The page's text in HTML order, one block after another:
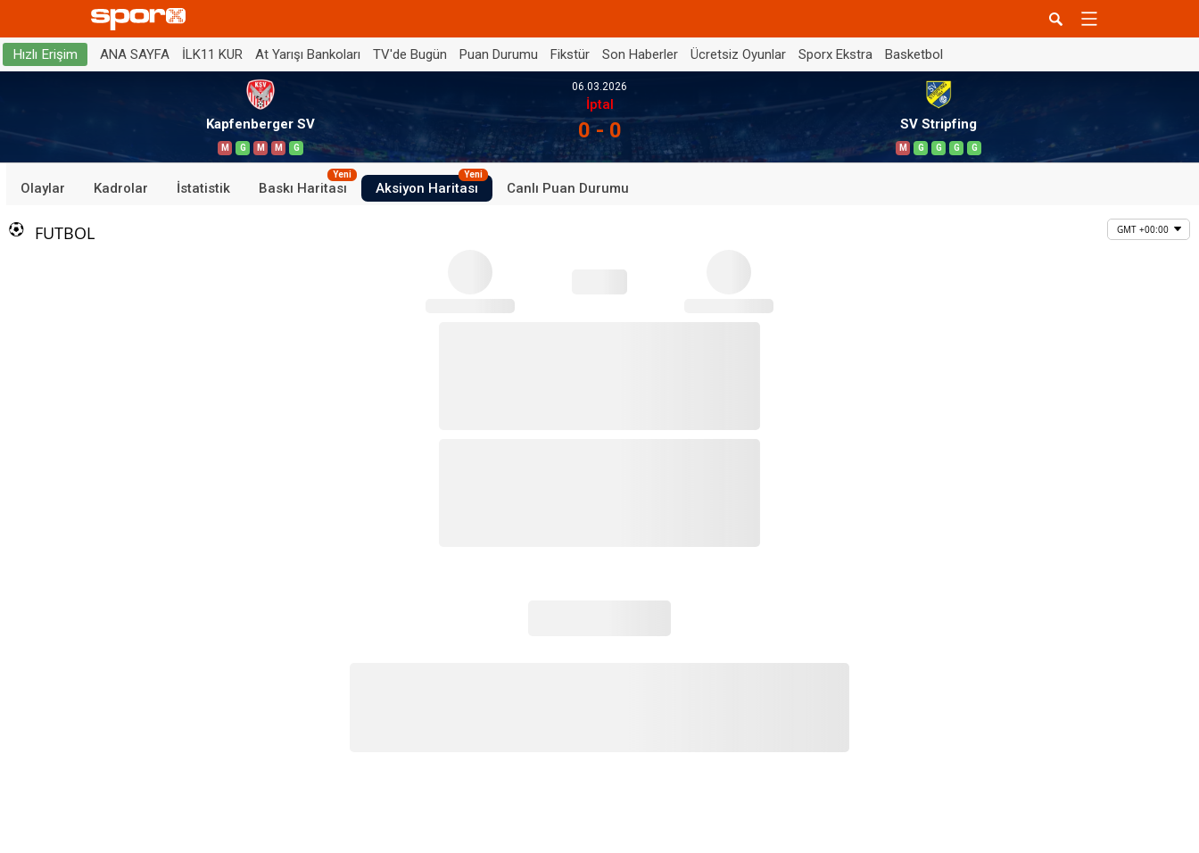
Hızlı Erişim ANA SAYFA İLK11 KUR At Yarışı Bankoları TV'de Bugün Puan Durumu Fikstür Son Haberler Ücretsiz Oyunlar Sporx Ekstra Basketbol
Kapfenberger SV
M G M M G
06.03.2026
İptal
0 - 0 SV Stripfing
M G G G G
Olaylar Kadrolar İstatistik Baskı Haritası
Yeni
Aksiyon Haritası
Yeni
Canlı Puan Durumu
FUTBOL GMT +00:00